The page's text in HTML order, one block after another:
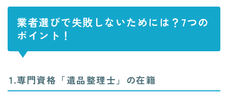
業者選びで失敗しないためには？7つの
ポイント！
1.専門資格「遺品整理士」の在籍